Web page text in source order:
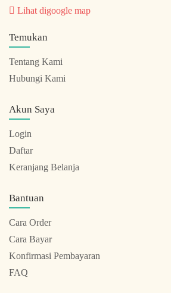
Lihat digoogle map
Temukan
Tentang Kami
Hubungi Kami
Akun Saya
Login
Daftar
Keranjang Belanja
Bantuan
Cara Order
Cara Bayar
Konfirmasi Pembayaran
FAQ